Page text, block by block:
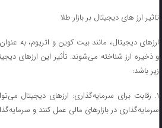
تاثیر ارز های دیجیتال بر بازار طلا
ارزهای دیجیتال، مانند بیت کوین و اتریوم، به
و ذخیره ارز شناخته می‌شوند. تأثیر این ارزهای
زیر باشد:
۱. رقابت برای سرمایه‌گذاری: ارزهای دیجیتال
سرمایه‌گذاری در بازارهای مالی عمل کنند و